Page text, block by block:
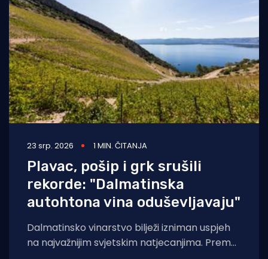
23 srp. 2026 1 MIN. ČITANJA
Plavac, pošip i grk srušili
rekorde: "Dalmatinska
autohtona vina oduševljavaju"
Dalmatinsko vinarstvo bilježi izniman uspjeh
na najvažnijim svjetskim natjecanjima. Prema